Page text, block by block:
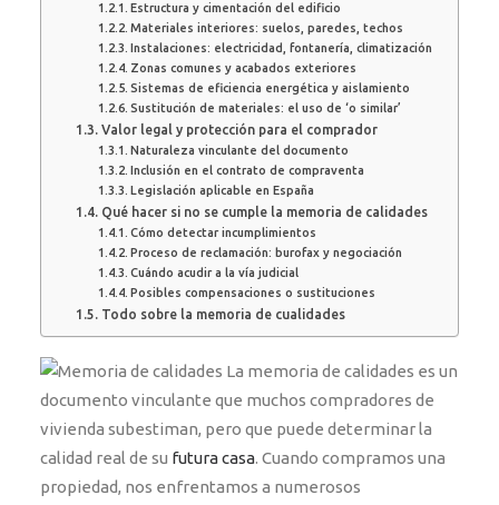
Estructura y cimentación del edificio
Materiales interiores: suelos, paredes, techos
Instalaciones: electricidad, fontanería, climatización
Zonas comunes y acabados exteriores
Sistemas de eficiencia energética y aislamiento
Sustitución de materiales: el uso de ‘o similar’
Valor legal y protección para el comprador
Naturaleza vinculante del documento
Inclusión en el contrato de compraventa
Legislación aplicable en España
Qué hacer si no se cumple la memoria de calidades
Cómo detectar incumplimientos
Proceso de reclamación: burofax y negociación
Cuándo acudir a la vía judicial
Posibles compensaciones o sustituciones
Todo sobre la memoria de cualidades
La memoria de calidades es un
documento vinculante que muchos compradores de
vivienda subestiman, pero que puede determinar la
calidad real de su futura casa. Cuando compramos una
propiedad, nos enfrentamos a numerosos